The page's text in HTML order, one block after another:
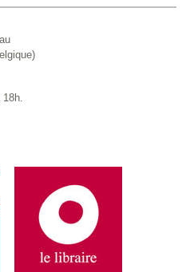
18h.